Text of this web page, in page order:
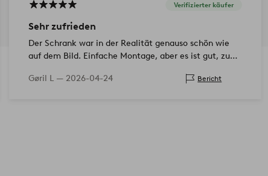
Verifizierter käufer
Sehr zufrieden
Der Schrank war in der Realität genauso schön wie
auf dem Bild. Einfache Montage, aber es ist gut, zu
Gøril L — 2026-04-24 Bericht